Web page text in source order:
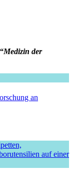
“Medizin der
an